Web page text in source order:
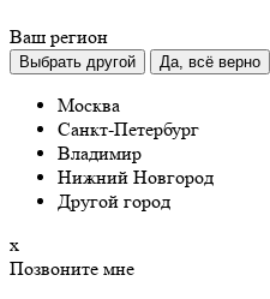
Ваш регион
Выбрать другой Да, всё верно
Москва
Санкт-Петербург
Владимир
Нижний Новгород
Другой город
х
Позвоните мне